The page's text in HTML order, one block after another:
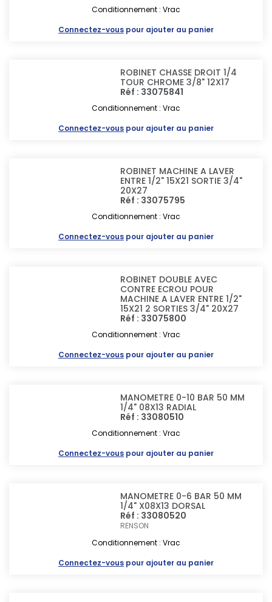
Conditionnement : Vrac
Connectez-vous pour ajouter au panier
ROBINET CHASSE DROIT 1/4
TOUR CHROME 3/8" 12X17
Réf : 33075841
Conditionnement : Vrac
Connectez-vous pour ajouter au panier
ROBINET MACHINE A LAVER
ENTRE 1/2" 15X21 SORTIE 3/4"
20X27
Réf : 33075795
Conditionnement : Vrac
Connectez-vous pour ajouter au panier
ROBINET DOUBLE AVEC
CONTRE ECROU POUR
MACHINE A LAVER ENTRE 1/2"
15X21 2 SORTIES 3/4" 20X27
Réf : 33075800
Conditionnement : Vrac
Connectez-vous pour ajouter au panier
MANOMETRE 0-10 BAR 50 MM
1/4" 08X13 RADIAL
Réf : 33080510
Conditionnement : Vrac
Connectez-vous pour ajouter au panier
MANOMETRE 0-6 BAR 50 MM
1/4" X08X13 DORSAL
Réf : 33080520
RENSON
Conditionnement : Vrac
Connectez-vous pour ajouter au panier